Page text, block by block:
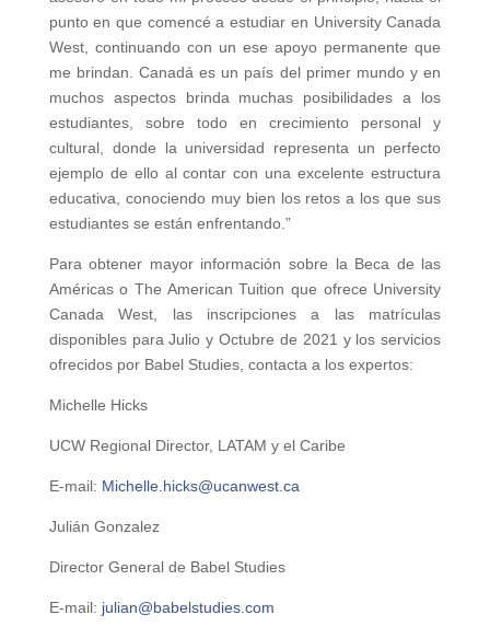
punto en que comencé a estudiar en University Canada
West, continuando con un ese apoyo permanente que
me brindan. Canadá es un país del primer mundo y en
muchos aspectos brinda muchas posibilidades a los
estudiantes, sobre todo en crecimiento personal y
cultural, donde la universidad representa un perfecto
ejemplo de ello al contar con una excelente estructura
educativa, conociendo muy bien los retos a los que sus
estudiantes se están enfrentando.”
Para obtener mayor información sobre la Beca de las
Américas o The American Tuition que ofrece University
Canada West, las inscripciones a las matrículas
disponibles para Julio y Octubre de 2021 y los servicios
ofrecidos por Babel Studies, contacta a los expertos:
Michelle Hicks
UCW Regional Director, LATAM y el Caribe
E-mail: Michelle.hicks@ucanwest.ca
Julián Gonzalez
Director General de Babel Studies
E-mail: julian@babelstudies.com